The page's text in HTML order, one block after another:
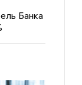
Банка